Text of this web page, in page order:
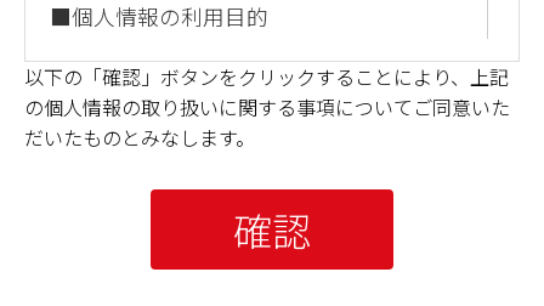
■個人情報の利用目的
めに利用いたします。
■個人情報の第三者提供について
本人の同意がある場合または法令に基づ
く場合を除き、取得した個人情報を第三
者に提供することはありません。
■個人情報の取扱いの委託について
以下の「確認」ボタンをクリックすることにより、上記
の個人情報の取り扱いに関する事項についてご同意いた
だいたものとみなします。